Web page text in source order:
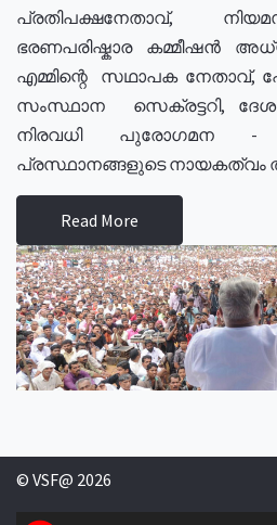
പ്രതിപക്ഷനേതാവ്,
ഭരണപരിഷ്കാര കമ്മീഷൻ
എമ്മിന്റെ സഥാപക നേതാവ്,
സംസ്ഥാന സെക്രട്ടറി,
നിരവധി പുരോഗമന
പ്രസ്ഥാനങ്ങളുടെ നായകത്വം
Read More
© VSF@ 2026